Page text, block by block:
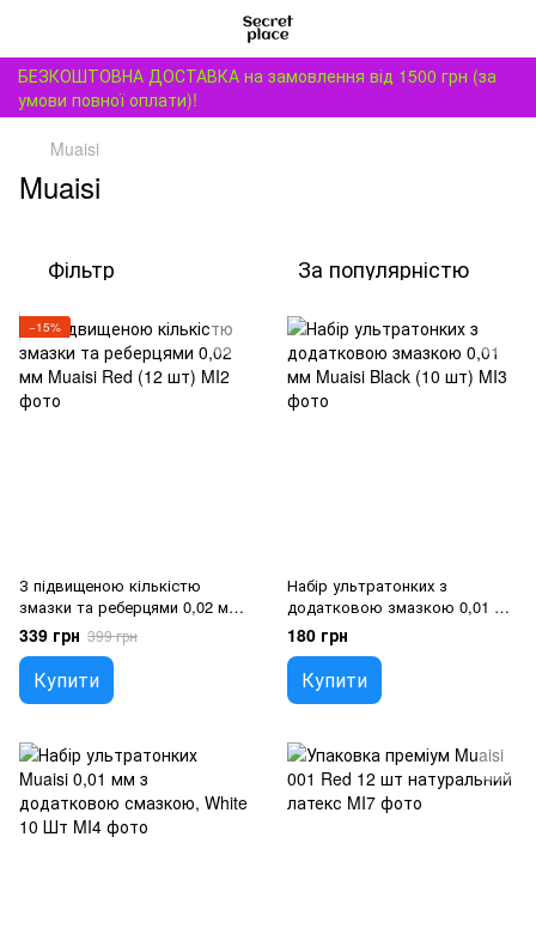
БЕЗКОШТОВНА ДОСТАВКА на замовлення від 1500 грн (за
умови повної оплати)!
Muaisi
Muaisi
Фільтр За популярністю
−15%
З підвищеною кількістю
змазки та реберцями 0,02 мм
Muaisi Red (12 шт)
339 грн 399 грн
Купити
Набір ультратонких з
додатковою змазкою 0,01 мм
Muaisi Black (10 шт)
180 грн
Купити